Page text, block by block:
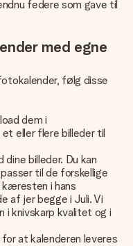
federe som gave til
med egne
følg disse
dem i
eller flere billeder til
billeder. Du kan
til de forskellige
kæresten i hans
af jer begge i Juli. Vi
i knivskarp kvalitet og i
at kalenderen leveres